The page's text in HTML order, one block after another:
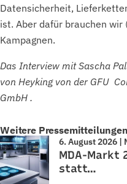
Datensicherheit,
ist. Aber dafür brauchen wir
Kampagnen.
Das Interview mit Sascha
von Heyking von der GFU
GmbH .
Weitere Pressemitteilungen
6. August 2026
MDA-Markt
statt…